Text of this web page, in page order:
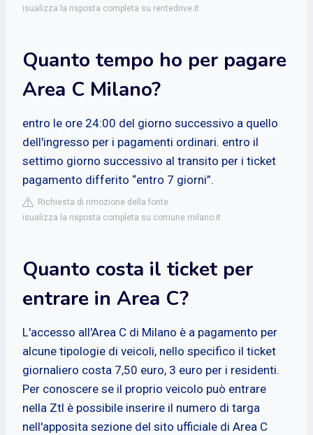
isualizza la risposta completa su rentedrive.it
Quanto tempo ho per pagare
Area C Milano?
entro le ore 24:00 del giorno successivo a quello
dell'ingresso per i pagamenti ordinari. entro il
settimo giorno successivo al transito per i ticket
pagamento differito “entro 7 giorni”.
Richiesta di rimozione della fonte
isualizza la risposta completa su comune.milano.it
Quanto costa il ticket per
entrare in Area C?
L'accesso all'Area C di Milano è a pagamento per
alcune tipologie di veicoli, nello specifico il ticket
giornaliero costa 7,50 euro, 3 euro per i residenti.
Per conoscere se il proprio veicolo può entrare
nella Ztl è possibile inserire il numero di targa
nell'apposita sezione del sito ufficiale di Area C